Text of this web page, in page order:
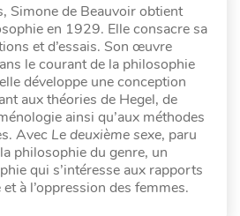
Simone de Beauvoir obtient
en 1929. Elle consacre sa
et d’essais. Son œuvre
le courant de la philosophie
développe une conception
aux théories de Hegel, de
ainsi qu’aux méthodes
Avec Le deuxième sexe, paru
philosophie du genre, un
qui s’intéresse aux rapports
à l’oppression des femmes.